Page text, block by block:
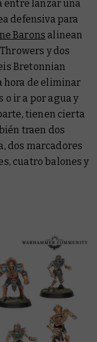
entre lanzar una
defensiva para
Barons alinean
y dos
Bretonnian
hora de eliminar
o ir a por agua y
tienen cierta
traen dos
dos marcadores
cuatro balones y